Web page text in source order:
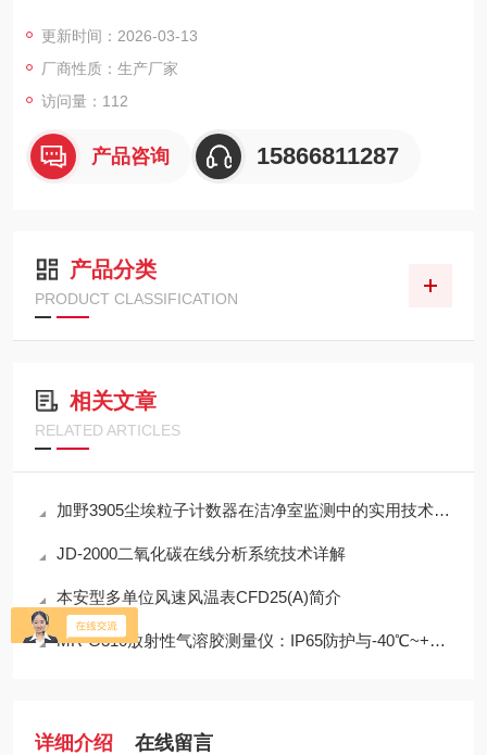
更新时间：2026-03-13
厂商性质：生产厂家
访问量：112
产品咨询 15866811287
产品分类
PRODUCT CLASSIFICATION
相关文章
RELATED ARTICLES
加野3905尘埃粒子计数器在洁净室监测中的实用技术解析
JD-2000二氧化碳在线分析系统技术详解
本安型多单位风速风温表CFD25(A)简介
MR-G310放射性气溶胶测量仪：IP65防护与-40℃~+50℃宽温工作能力
详细介绍 在线留言